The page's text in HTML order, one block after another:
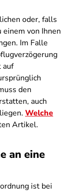
oder, falls
einem von Ihnen
Im Falle
auf
den
auch
Welche
Artikel.
an eine
ist bei